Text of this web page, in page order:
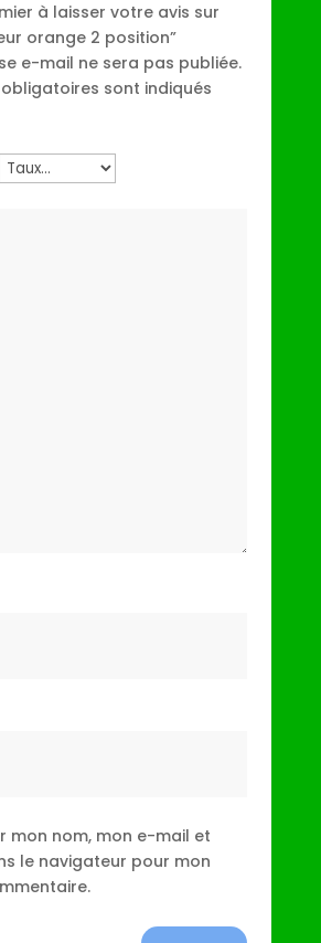
à laisser votre avis sur
orange 2 position”
e-mail ne sera pas publiée.
sont indiqués
mon nom, mon e-mail et
le navigateur pour mon